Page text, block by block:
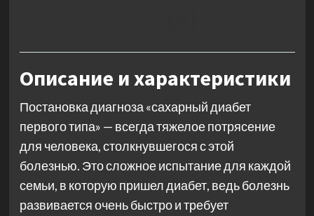
Описание и характеристики
Постановка диагноза «сахарный диабет
первого типа» — всегда тяжелое потрясение
для человека, столкнувшегося с этой
болезнью. Это сложное испытание для каждой
семьи, в которую пришел диабет, ведь болезнь
развивается очень быстро и требует